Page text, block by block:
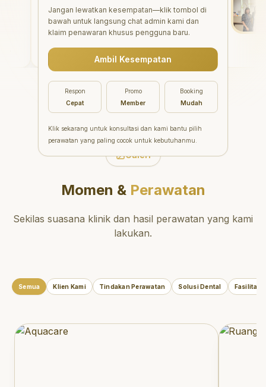
"Aesthetic Pondok Indah
menawarkan perawatan gigi
yang luar biasa untuk semua
orang. Dokter giginya
profesional, ramah, dan
meluangkan waktu untuk
mengedukasi pasien tentang
kesehatan gigi dan mulut
yang baik. Klinik ini terletak di
daerah yang strategis,
sehingga nyaman untuk
direkomendasikan untuk
dan berkualitas!"
Galeri
Momen &Perawatan
Sekilas suasana klinik dan hasil perawatan yang kami
lakukan.
Semua Klien Kami Tindakan Perawatan Solusi Dental Fasilitas
Jangan lewatkan kesempatan—klik tombol di
bawah untuk langsung chat admin kami dan
klaim penawaran khusus pengguna baru.
Ambil Kesempatan
Respon
Cepat
Promo
Member
Booking
Mudah
Klik sekarang untuk konsultasi dan kami bantu pilih
perawatan yang paling cocok untuk kebutuhanmu.